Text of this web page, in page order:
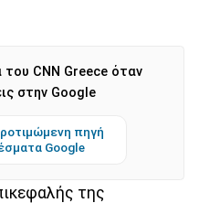
CNN Greece όταν
στην Google
πηγή
Google
της